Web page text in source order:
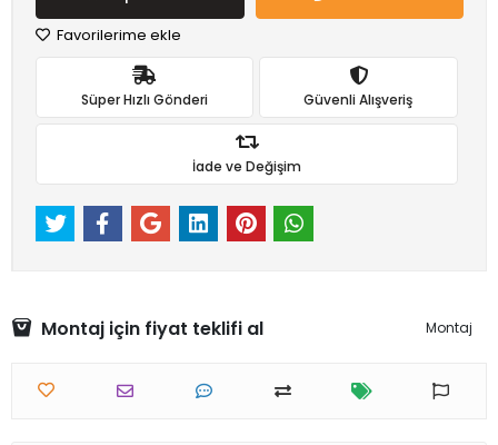
Favorilerime ekle
Süper Hızlı Gönderi Güvenli Alışveriş
İade ve Değişim
Montaj için fiyat teklifi al Montaj